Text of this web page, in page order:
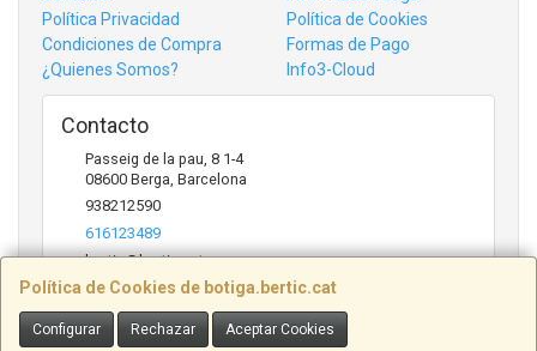
Política de Cookies de botiga.bertic.cat
Configurar Rechazar Aceptar Cookies
Política Privacidad
Política de Cookies
Condiciones de Compra
Formas de Pago
¿Quienes Somos?
Info3-Cloud
Contacto
Passeig de la pau, 8 1-4
08600 Berga Barcelona
938212590
616123489
bertic@bertic.cat
Horario